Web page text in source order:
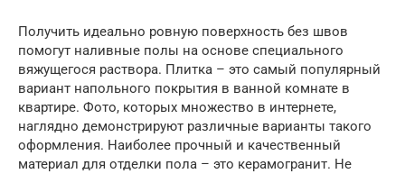
Получить идеально ровную поверхность без швов
помогут наливные полы на основе специального
вяжущегося раствора. Плитка – это самый популярный
вариант напольного покрытия в ванной комнате в
квартире. Фото, которых множество в интернете,
наглядно демонстрируют различные варианты такого
оформления. Наиболее прочный и качественный
материал для отделки пола – это керамогранит. Не